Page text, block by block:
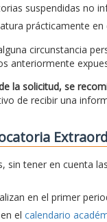
suspendidas no
prácticamente
circunstancia
anteriormente
la solicitud, se
de recibir una
sin tener en cuenta
en el primer
el calendario